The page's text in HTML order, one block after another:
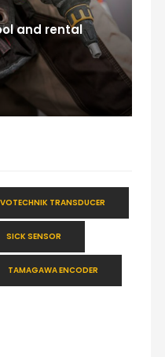
and rental
TRANSDUCER
SICK SENSOR
TAMAGAWA ENCODER